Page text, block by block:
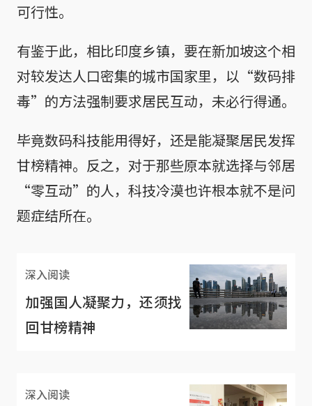
可行性。
有鉴于此，相比印度乡镇，要在新加坡这个相
对较发达人口密集的城市国家里，以“数码排
毒”的方法强制要求居民互动，未必行得通。
毕竟数码科技能用得好，还是能凝聚居民发挥
甘榜精神。反之，对于那些原本就选择与邻居
“零互动”的人，科技冷漠也许根本就不是问
题症结所在。
深入阅读
加强国人凝聚力，还须找
回甘榜精神
深入阅读